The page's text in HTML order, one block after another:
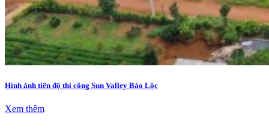
Hình ảnh tiến độ thi công Sun Valley Bảo Lộc
Xem thêm